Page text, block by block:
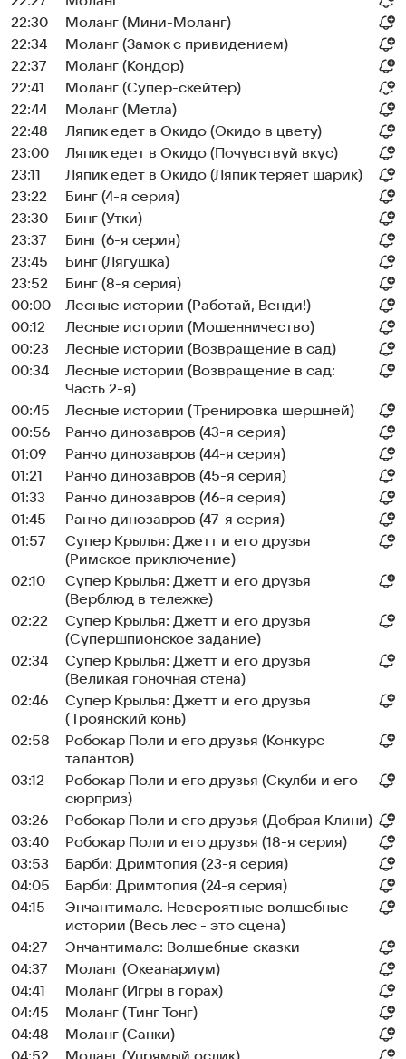
22:30
Моланг (Мини-Моланг)
22:34
Моланг (Замок с привидением)
22:37
Моланг (Кондор)
22:41
Моланг (Супер-скейтер)
22:44
Моланг (Метла)
22:48
Ляпик едет в Окидо (Окидо в цвету)
23:00
Ляпик едет в Окидо (Почувствуй вкус)
23:11
Ляпик едет в Окидо (Ляпик теряет шарик)
23:22
Бинг (4-я серия)
23:30
Бинг (Утки)
23:37
Бинг (6-я серия)
23:45
Бинг (Лягушка)
23:52
Бинг (8-я серия)
00:00
Лесные истории (Работай, Венди!)
00:12
Лесные истории (Мошенничество)
00:23
Лесные истории (Возвращение в сад)
00:34
Лесные истории (Возвращение в сад:
Часть 2-я)
00:45
Лесные истории (Тренировка шершней)
00:56
Ранчо динозавров (43-я серия)
01:09
Ранчо динозавров (44-я серия)
01:21
Ранчо динозавров (45-я серия)
01:33
Ранчо динозавров (46-я серия)
01:45
Ранчо динозавров (47-я серия)
01:57
Супер Крылья: Джетт и его друзья
(Римское приключение)
02:10
Супер Крылья: Джетт и его друзья
(Верблюд в тележке)
02:22
Супер Крылья: Джетт и его друзья
(Супершпионское задание)
02:34
Супер Крылья: Джетт и его друзья
(Великая гоночная стена)
02:46
Супер Крылья: Джетт и его друзья
(Троянский конь)
02:58
Робокар Поли и его друзья (Конкурс
талантов)
03:12
Робокар Поли и его друзья (Скулби и его
сюрприз)
03:26
Робокар Поли и его друзья (Добрая Клини)
03:40
Робокар Поли и его друзья (18-я серия)
03:53
Барби: Дримтопия (23-я серия)
04:05
Барби: Дримтопия (24-я серия)
04:15
Энчантималс. Невероятные волшебные
истории (Весь лес - это сцена)
04:27
Энчантималс: Волшебные сказки
04:37
Моланг (Океанариум)
04:41
Моланг (Игры в горах)
04:45
Моланг (Тинг Тонг)
04:48
Моланг (Санки)